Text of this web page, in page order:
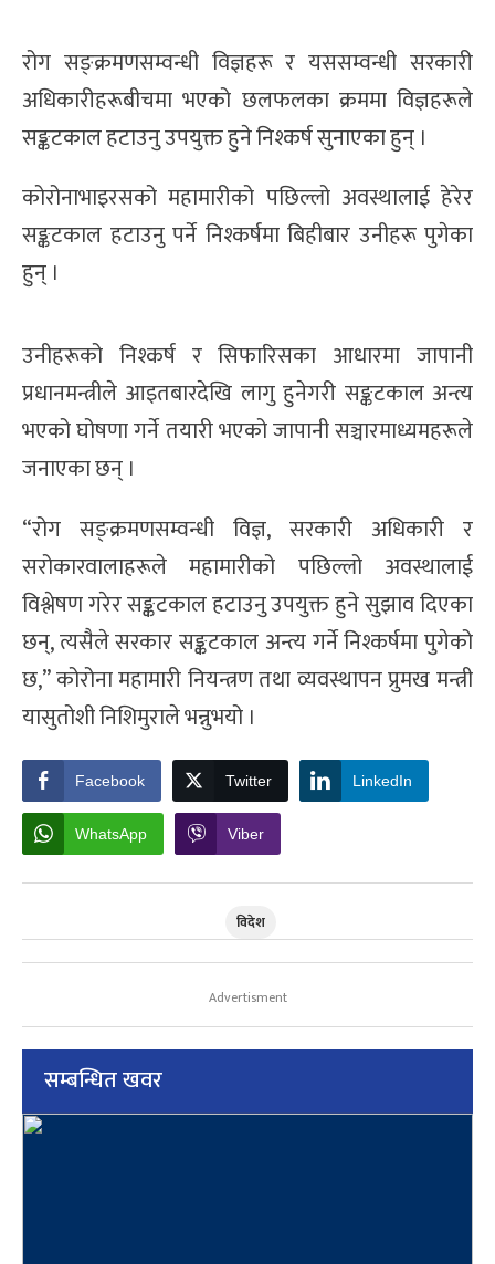
रोग सङ्क्रमणसम्वन्धी विज्ञहरू र यससम्वन्धी सरकारी
अधिकारीहरूबीचमा भएको छलफलका क्रममा विज्ञहरूले
सङ्कटकाल हटाउनु उपयुक्त हुने निश्कर्ष सुनाएका हुन् ।
कोरोनाभाइरसको महामारीको पछिल्लो अवस्थालाई हेरेर
सङ्कटकाल हटाउनु पर्ने निश्कर्षमा बिहीबार उनीहरू पुगेका
हुन् ।
उनीहरूको निश्कर्ष र सिफारिसका आधारमा जापानी
प्रधानमन्त्रीले आइतबारदेखि लागु हुनेगरी सङ्कटकाल अन्त्य
भएको घोषणा गर्ने तयारी भएको जापानी सञ्चारमाध्यमहरूले
जनाएका छन् ।
“रोग सङ्क्रमणसम्वन्धी विज्ञ, सरकारी अधिकारी र
सरोकारवालाहरूले महामारीको पछिल्लो अवस्थालाई
विश्लेषण गरेर सङ्कटकाल हटाउनु उपयुक्त हुने सुझाव दिएका
छन्, त्यसैले सरकार सङ्कटकाल अन्त्य गर्ने निश्कर्षमा पुगेको
छ,” कोरोना महामारी नियन्त्रण तथा व्यवस्थापन प्रुमख मन्त्री
यासुतोशी निशिमुराले भन्नुभयो ।
Facebook Twitter LinkedIn
WhatsApp Viber
विदेश
Advertisment
सम्बन्धित खवर